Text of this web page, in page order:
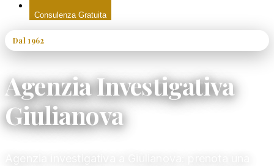
Consulenza Gratuita
Dal 1962
Agenzia Investigativa
Giulianova